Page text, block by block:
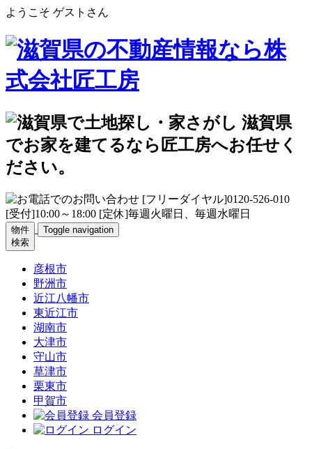
ようこそ ゲストさん
物件
検索
Toggle navigation
彦根市
野洲市
近江八幡市
東近江市
湖南市
大津市
守山市
草津市
栗東市
甲賀市
会員登録
ログイン